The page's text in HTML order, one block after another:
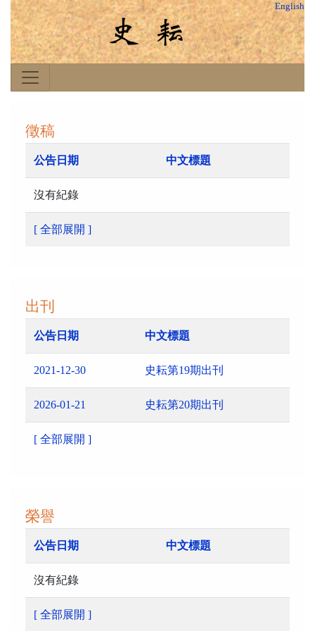
English
徵稿
公告日期 中文標題
沒有紀錄
[ 全部展開 ]
出刊
公告日期 中文標題
2021-12-30 史耘第19期出刊
2026-01-21 史耘第20期出刊
[ 全部展開 ]
榮譽
公告日期 中文標題
沒有紀錄
[ 全部展開 ]